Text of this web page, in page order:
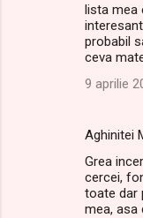
lista mea
probabil
ceva
9 aprilie
Aghinitei
Grea
cercei,
toate dar
mea, asa